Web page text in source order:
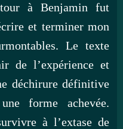
à Benjamin fut
et terminer mon
Le texte
de l’expérience et
déchirure définitive
forme achevée.
à l’extase de